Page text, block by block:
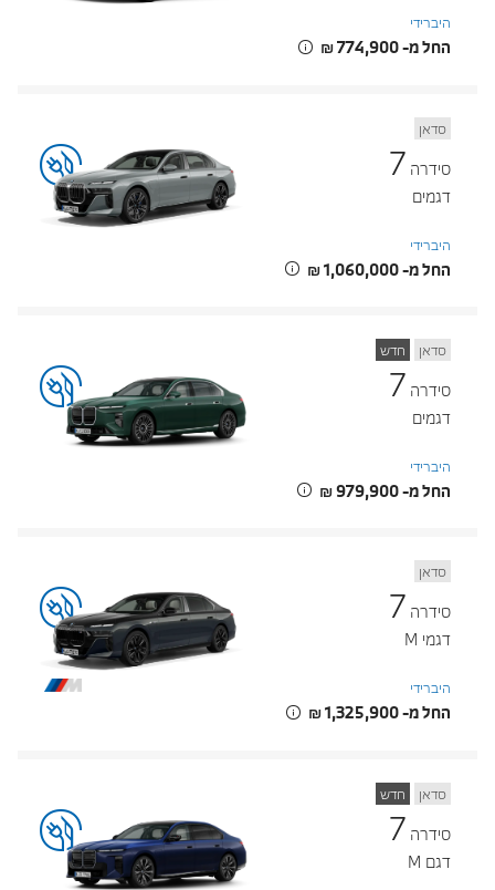
היברידי
החל מ- ‏774,900 ‏₪
סדאן
סידרה7
דגמים
היברידי
החל מ- ‏1,060,000 ‏₪
סדאן חדש
סידרה7
דגמים
היברידי
החל מ- ‏979,900 ‏₪
סדאן
סידרה7
דגמי M
היברידי
החל מ- ‏1,325,900 ‏₪
סדאן חדש
סידרה7
דגם M